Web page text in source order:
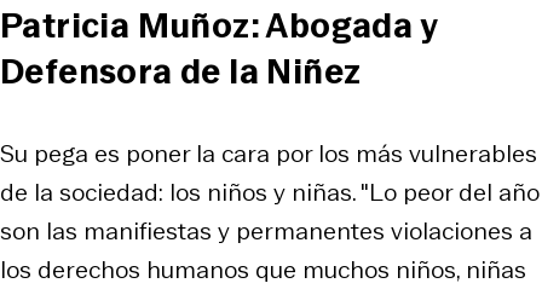
Patricia Muñoz: Abogada y
Defensora de la Niñez
Su pega es poner la cara por los más vulnerables
de la sociedad: los niños y niñas. "Lo peor del año
son las manifiestas y permanentes violaciones a
los derechos humanos que muchos niños, niñas